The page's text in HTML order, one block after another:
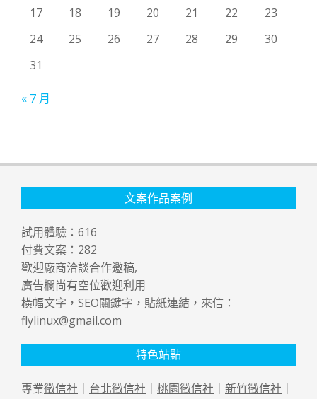
17
18 19 20 21 22
23
24
25 26 27 28 29
30
31
« 7 月
文案作品案例
試用體驗： 616
付費文案： 282
歡迎廠商洽談合作邀稿,
廣告欄尚有空位歡迎利用
橫幅文字，SEO關鍵字，貼紙連結，來信：
flylinux@gmail.com
特色站點
專業徵信社 ｜ 台北徵信社 ｜ 桃園徵信社 ｜ 新竹徵信社 ｜